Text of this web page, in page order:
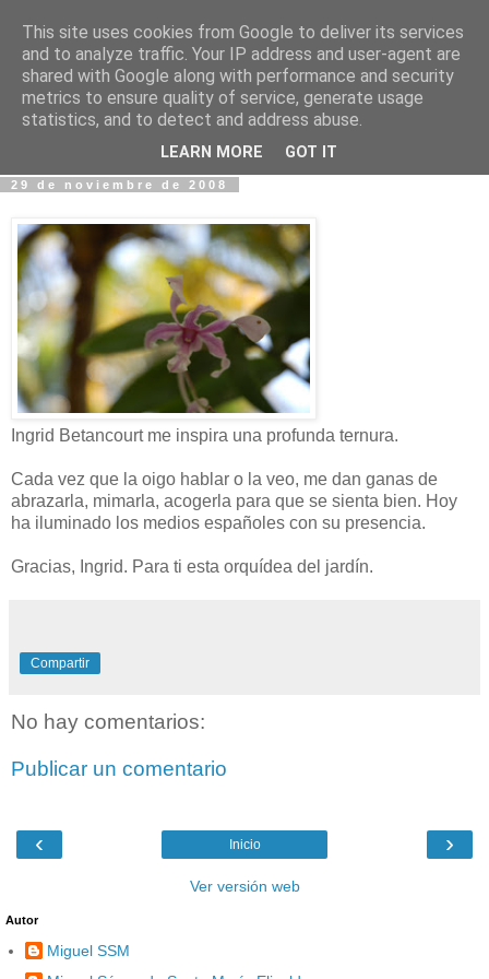
Fotos y Cosas
Miguel Sáenz de Santa María Elizalde
"Un blog es como un diario, pero sin candado".
29 de noviembre de 2008
Ingrid Betancourt me inspira una profunda ternura.
Cada vez que la oigo hablar o la veo, me dan ganas de
abrazarla, mimarla, acogerla para que se sienta bien. Hoy
ha iluminado los medios españoles con su presencia.
Gracias, Ingrid. Para ti esta orquídea del jardín.
Compartir
No hay comentarios:
Publicar un comentario
‹ ›
Inicio
Ver versión web
Autor
Miguel SSM
This site uses cookies from Google to deliver its services
and to analyze traffic. Your IP address and user-agent are
shared with Google along with performance and security
metrics to ensure quality of service, generate usage
statistics, and to detect and address abuse.
LEARN MORE GOT IT